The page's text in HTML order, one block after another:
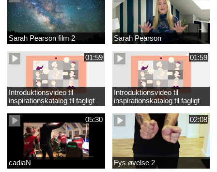
Sarah Pearson film 2 Sarah Pearson
01:59
Introduktionsvideo til
inspirationskatalog til fagligt
løft_tilrettet
01:59
Introduktionsvideo til
inspirationskatalog til fagligt
løft
05:30
cadiaN
02:08
Fys øvelse 2